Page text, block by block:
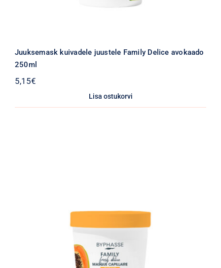
Juuksemask kuivadele juustele Family Delice avokaado
250ml
5,15€
Lisa ostukorvi